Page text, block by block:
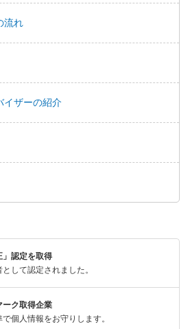
流れ
イザーの紹介
」認定を取得
して認定されました。
ーク取得企業
個人情報をお守りします。